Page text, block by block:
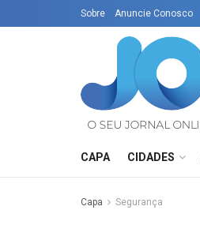
Sobre Anuncie Conosco
CAPA CIDADES
Capa Segurança